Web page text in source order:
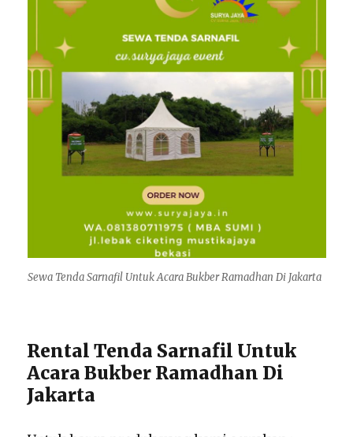
Sewa Tenda Sarnafil Untuk Acara Bukber Ramadhan Di Jakarta
Rental Tenda Sarnafil Untuk
Acara Bukber Ramadhan Di
Jakarta